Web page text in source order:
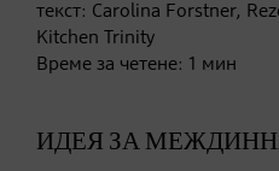
текст: Carolina Forstner,
Kitchen Trinity
Време за четене: 1 мин
ИДЕЯ ЗА